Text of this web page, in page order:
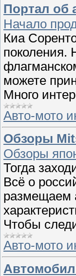
Портал об
Начало
Киа
поколения.
можете
Много
Авто-мото
Обзоры
Обзоры
Тогда
Всё о
размещаем
Чтобы
Авто-мото